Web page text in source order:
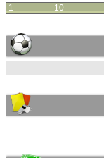
1 10